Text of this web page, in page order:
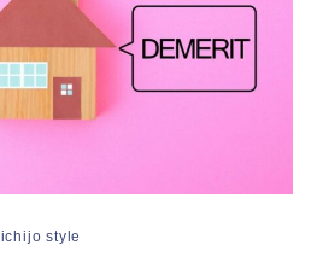
ichijo style